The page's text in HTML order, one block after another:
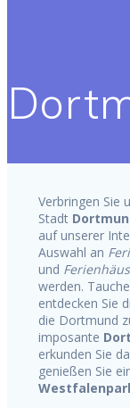
Verbringen Sie
Stadt
auf unserer
Auswahl an
und
werden.
entdecken Sie
die Dortmund
imposante
erkunden Sie
genießen Sie